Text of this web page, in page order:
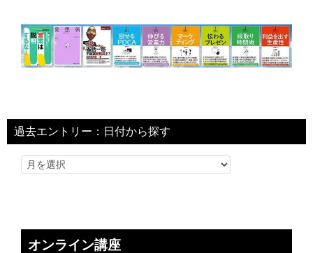
過去エントリー：日付から探す
オンライン講座